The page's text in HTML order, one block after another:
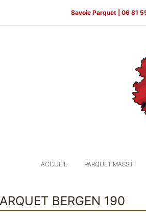
Savoie Parquet | 06 81
ACCUEIL PARQUET MASSIF
BERGEN 190